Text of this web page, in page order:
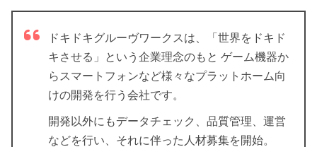
ドキドキグルーヴワークスは、「世界をドキド
キさせる」という企業理念のもと ゲーム機器か
らスマートフォンなど様々なプラットホーム向
けの開発を行う会社です。
開発以外にもデータチェック、品質管理、運営
などを行い、それに伴った人材募集を開始。